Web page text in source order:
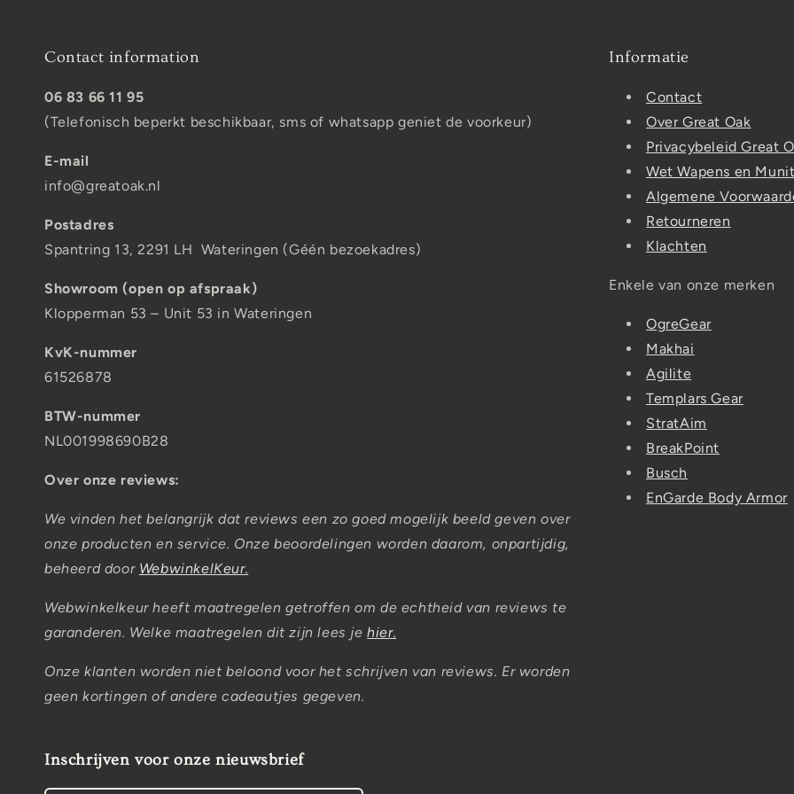
Contact information
06 83 66 11 95
(Telefonisch beperkt beschikbaar, sms of whatsapp geniet de voorkeur)
E-mail
info@greatoak.nl
Postadres
Spantring 13, 2291 LH Wateringen (Géén bezoekadres)
Showroom (open op afspraak)
Klopperman 53 – Unit 53 in Wateringen
KvK-nummer
61526878
BTW-nummer
NL001998690B28
Over onze reviews:
We vinden het belangrijk dat reviews een zo goed mogelijk beeld geven over
onze producten en service. Onze beoordelingen worden daarom, onpartijdig,
beheerd door WebwinkelKeur.
Webwinkelkeur heeft maatregelen getroffen om de echtheid van reviews te
garanderen. Welke maatregelen dit zijn lees jehier.
Onze klanten worden niet beloond voor het schrijven van reviews. Er worden
geen kortingen of andere cadeautjes gegeven.
Informatie
Contact
Over Great Oak
Privacybeleid Great
Wet Wapens en
Algemene
Retourneren
Klachten
Enkele van onze merken
OgreGear
Makhai
Agilite
Templars Gear
StratAim
BreakPoint
Busch
EnGarde Body Armor
Inschrijven voor onze nieuwsbrief